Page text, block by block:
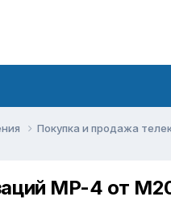
Покупка и продажа
MP-4 от